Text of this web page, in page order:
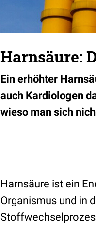
Harnsäure:
Ein erhöhter
auch Kardiologen
wieso man sich
Harnsäure ist ein
Organismus und in